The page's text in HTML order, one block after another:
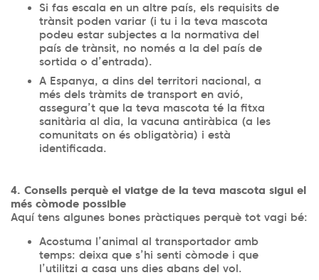
Si fas escala en un altre país, els requisits de
trànsit poden variar (i tu i la teva mascota
podeu estar subjectes a la normativa del
país de trànsit, no només a la del país de
sortida o d’entrada).
A Espanya, a dins del territori nacional, a
més dels tràmits de transport en avió,
assegura’t que la teva mascota té la fitxa
sanitària al dia, la vacuna antiràbica (a les
comunitats on és obligatòria) i està
identificada.
4. Consells perquè el viatge de la teva mascota sigui el
més còmode possible
Aquí tens algunes bones pràctiques perquè tot vagi bé:
Acostuma l’animal al transportador amb
temps: deixa que s’hi senti còmode i que
l’utilitzi a casa uns dies abans del vol.